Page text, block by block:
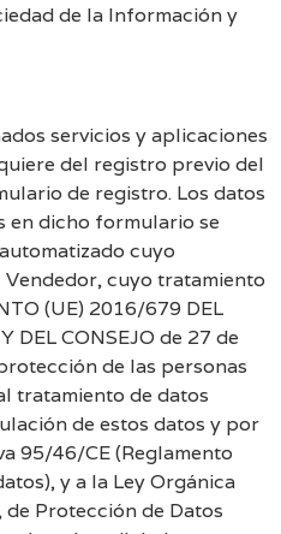
de la Información y
servicios y aplicaciones
del registro previo del
de registro. Los datos
en dicho formulario se
cuyo
cuyo tratamiento
(UE) 2016/679 DEL
DEL CONSEJO de 27 de
de las personas
tratamiento de datos
de estos datos y por
95/46/CE (Reglamento
y a la Ley Orgánica
Protección de Datos